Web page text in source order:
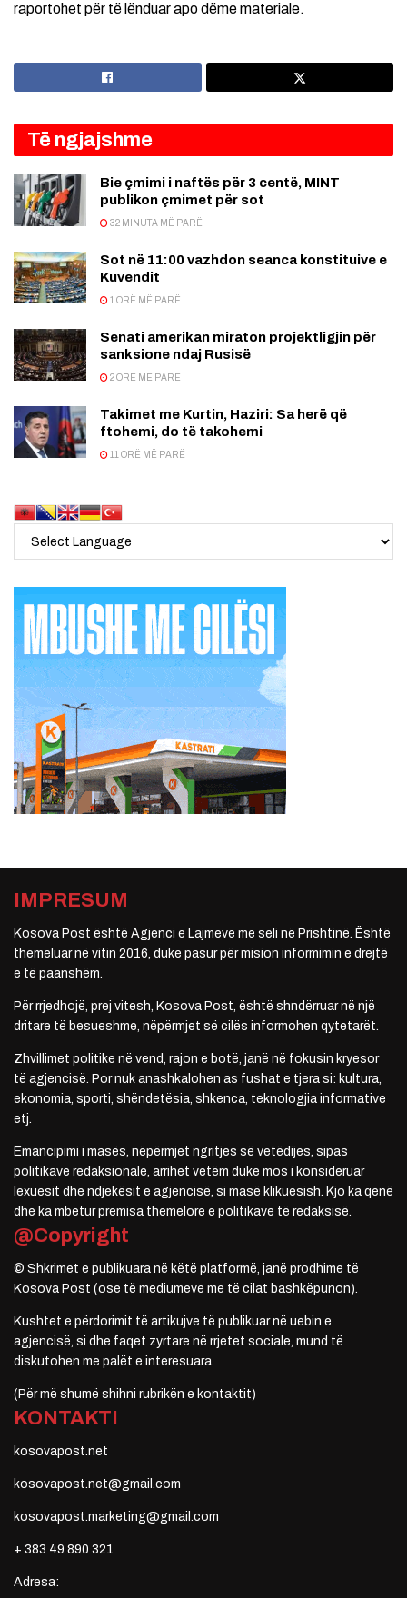
raportohet për të lënduar apo dëme materiale.
Të ngjajshme
Bie çmimi i naftës për 3 centë, MINT
publikon çmimet për sot
32 MINUTA MË PARË
Sot në 11:00 vazhdon seanca konstituive e
Kuvendit
1 ORË MË PARË
Senati amerikan miraton projektligjin për
sanksione ndaj Rusisë
2 ORË MË PARË
Takimet me Kurtin, Haziri: Sa herë që
ftohemi, do të takohemi
11 ORË MË PARË
IMPRESUM
Kosova Post është Agjenci e Lajmeve me seli në Prishtinë. Është
themeluar në vitin 2016, duke pasur për mision informimin e drejtë
e të paanshëm.
Për rrjedhojë, prej vitesh, Kosova Post, është shndërruar në një
dritare të besueshme, nëpërmjet së cilës informohen qytetarët.
Zhvillimet politike në vend, rajon e botë, janë në fokusin kryesor
të agjencisë. Por nuk anashkalohen as fushat e tjera si: kultura,
ekonomia, sporti, shëndetësia, shkenca, teknologjia informative
etj.
Emancipimi i masës, nëpërmjet ngritjes së vetëdijes, sipas
politikave redaksionale, arrihet vetëm duke mos i konsideruar
lexuesit dhe ndjekësit e agjencisë, si masë klikuesish. Kjo ka qenë
dhe ka mbetur premisa themelore e politikave të redaksisë.
@Copyright
© Shkrimet e publikuara në këtë platformë, janë prodhime të
Kosova Post (ose të mediumeve me të cilat bashkëpunon).
Kushtet e përdorimit të artikujve të publikuar në uebin e
agjencisë, si dhe faqet zyrtare në rrjetet sociale, mund të
diskutohen me palët e interesuara.
(Për më shumë shihni rubrikën e kontaktit)
KONTAKTI
kosovapost.net
kosovapost.net@gmail.com
kosovapost.marketing@gmail.com
+ 383 49 890 321
Adresa: